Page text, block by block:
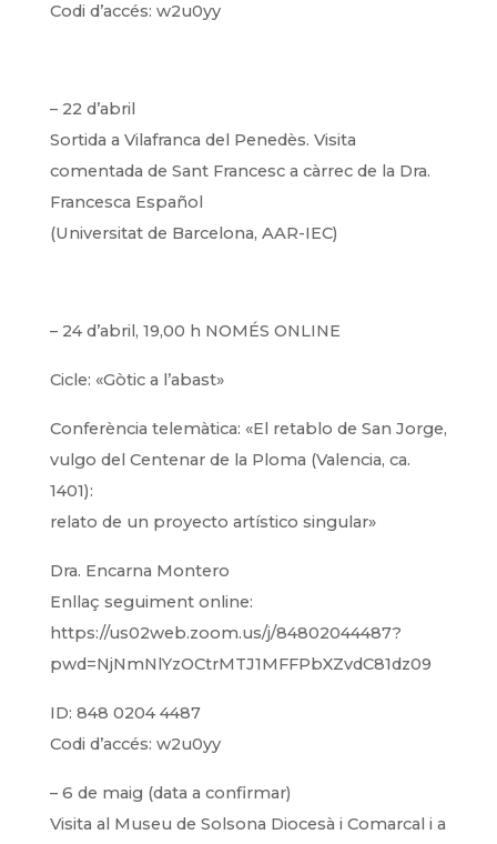
Codi d’accés: w2u0yy
– 22 d’abril
Sortida a Vilafranca del Penedès. Visita
comentada de Sant Francesc a càrrec de la Dra.
Francesca Español
(Universitat de Barcelona, AAR-IEC)
– 24 d’abril, 19,00 h NOMÉS ONLINE
Cicle: «Gòtic a l’abast»
Conferència telemàtica: «El retablo de San Jorge,
vulgo del Centenar de la Ploma (Valencia, ca.
1401):
relato de un proyecto artístico singular»
Dra. Encarna Montero
Enllaç seguiment online:
https://us02web.zoom.us/j/84802044487?
pwd=NjNmNlYzOCtrMTJ1MFFPbXZvdC81dz09
ID: 848 0204 4487
Codi d’accés: w2u0yy
– 6 de maig (data a confirmar)
Visita al Museu de Solsona Diocesà i Comarcal i a